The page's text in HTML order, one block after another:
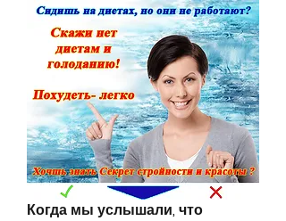
Когда мы услышали, что